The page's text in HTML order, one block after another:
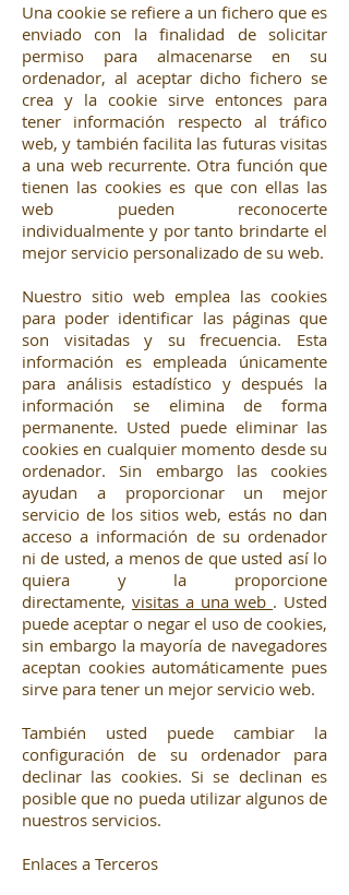
Una cookie se refiere a un fichero que es
enviado con la finalidad de solicitar
permiso para almacenarse en su
ordenador, al aceptar dicho fichero se
crea y la cookie sirve entonces para
tener información respecto al tráfico
web, y también facilita las futuras visitas
a una web recurrente. Otra función que
tienen las cookies es que con ellas las
web pueden reconocerte
individualmente y por tanto brindarte el
mejor servicio personalizado de su web.
Nuestro sitio web emplea las cookies
para poder identificar las páginas que
son visitadas y su frecuencia. Esta
información es empleada únicamente
para análisis estadístico y después la
información se elimina de forma
permanente. Usted puede eliminar las
cookies en cualquier momento desde su
ordenador. Sin embargo las cookies
ayudan a proporcionar un mejor
servicio de los sitios web, estás no dan
acceso a información de su ordenador
ni de usted, a menos de que usted así lo
quiera y la proporcione
directamente, visitas a una web . Usted
puede aceptar o negar el uso de cookies,
sin embargo la mayoría de navegadores
aceptan cookies automáticamente pues
sirve para tener un mejor servicio web.
También usted puede cambiar la
configuración de su ordenador para
declinar las cookies. Si se declinan es
posible que no pueda utilizar algunos de
nuestros servicios.
Enlaces a Terceros